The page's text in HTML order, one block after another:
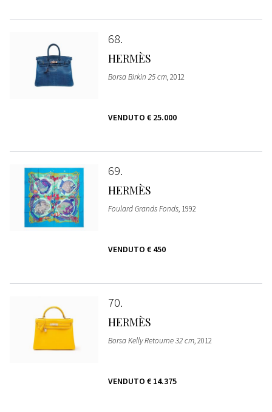
68
HERMÈS
Borsa Birkin 25 cm, 2012
VENDUTO € 25.000
69
HERMÈS
Foulard Grands Fonds, 1992
VENDUTO € 450
70
HERMÈS
Borsa Kelly Retourne 32 cm, 2012
VENDUTO € 14.375